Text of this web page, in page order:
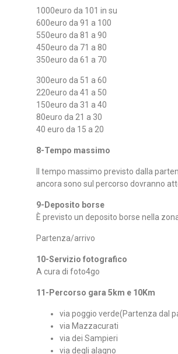
1000euro da 101 in su
600euro da 91 a 100
550euro da 81 a 90
450euro da 71 a 80
350euro da 61 a 70
300euro da 51 a 60
220euro da 41 a 50
150euro da 31 a 40
80euro da 21 a 30
40 euro da 15 a 20
8-Tempo massimo
Il tempo massimo previsto dalla
ancora sono sul percorso dovranno
9-Deposito borse
È previsto un deposito borse nella
Partenza/arrivo
10-Servizio fotografico
A cura di foto4go
11-Percorso gara 5km e 10Km
via poggio verde(Partenza dal
via Mazzacurati
via dei Sampieri
via degli alagno